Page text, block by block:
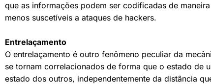
que as informações podem ser codificadas de
menos suscetíveis a ataques de hackers.
Entrelaçamento
O entrelaçamento é outro fenômeno peculiar da
se tornam correlacionados de forma que o estado de
estado dos outros, independentemente da distância